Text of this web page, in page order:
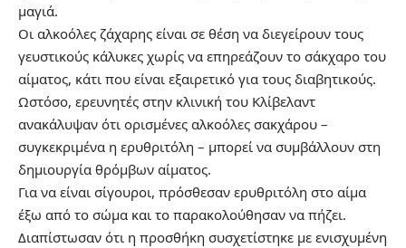
μαγιά.
Οι αλκοόλες ζάχαρης είναι σε θέση να διεγείρουν τους
γευστικούς κάλυκες χωρίς να επηρεάζουν το σάκχαρο του
αίματος, κάτι που είναι εξαιρετικό για τους διαβητικούς.
Ωστόσο, ερευνητές στην κλινική του Κλίβελαντ
ανακάλυψαν ότι ορισμένες αλκοόλες σακχάρου –
συγκεκριμένα η ερυθριτόλη – μπορεί να συμβάλλουν στη
δημιουργία θρόμβων αίματος.
Για να είναι σίγουροι, πρόσθεσαν ερυθριτόλη στο αίμα
έξω από το σώμα και το παρακολούθησαν να πήζει.
Διαπίστωσαν ότι η προσθήκη συσχετίστηκε με ενισχυμένη